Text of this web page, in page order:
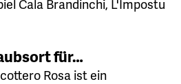
Cala Brandinchi, L'Impostu
für…
Rosa ist ein